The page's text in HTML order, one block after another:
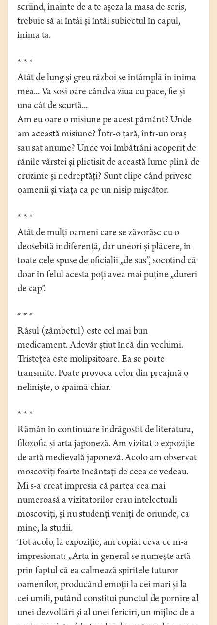
scriind, înainte de a te așeza la masa de scris,
trebuie să ai întâi și întâi subiectul în capul,
inima ta.
* * *
Atât de lung și greu război se întâmplă în inima
mea... Va sosi oare cândva ziua cu pace, fie și
una cât de scurtă...
Am eu oare o misiune pe acest pământ? Unde
am această misiune? Într-o țară, într-un oraș
sau sat anume? Unde voi îmbătrâni acoperit de
rănile vârstei și plictisit de această lume plină de
cruzime și nedreptăți? Sunt clipe când privesc
oamenii și viața ca pe un nisip mișcător.
* * *
Atât de mulți oameni care se zăvorăsc cu o
deosebită indiferență, dar uneori și plăcere, în
toate cele spuse de oficialii „de sus”, socotind că
doar în felul acesta poți avea mai puține „dureri
de cap”.
* * *
Râsul (zâmbetul) este cel mai bun
medicament. Adevăr știut încă din vechimi.
Tristețea este molipsitoare. Ea se poate
transmite. Poate provoca celor din preajmă o
neliniște, o spaimă chiar.
* * *
Rămân în continuare îndrăgostit de literatura,
filozofia și arta japoneză. Am vizitat o expoziție
de artă medievală japoneză. Acolo am observat
moscoviți foarte încântați de ceea ce vedeau.
Mi s-a creat impresia că partea cea mai
numeroasă a vizitatorilor erau intelectuali
moscoviți, și nu studenți veniți de oriunde, ca
mine, la studii.
Tot acolo, la expoziție, am copiat ceva ce m-a
impresionat: „Arta în general se numește artă
prin faptul că ea calmează spiritele tuturor
oamenilor, producând emoții la cei mari și la
cei umili, putând constitui punctul de pornire al
unei dezvoltări și al unei fericiri, un mijloc de a